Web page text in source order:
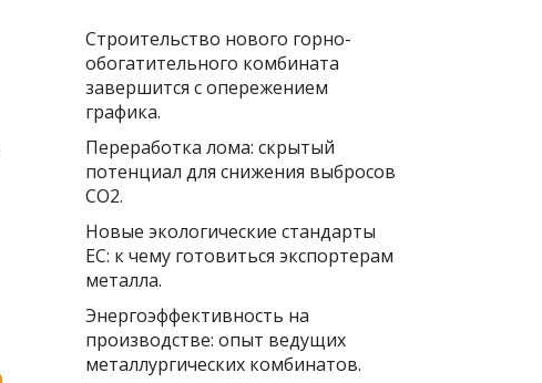
Строительство нового горно-
обогатительного комбината
завершится с опережением
графика.
Переработка лома: скрытый
потенциал для снижения выбросов
CO2.
Новые экологические стандарты
ЕС: к чему готовиться экспортерам
металла.
Энергоэффективность на
производстве: опыт ведущих
металлургических комбинатов.